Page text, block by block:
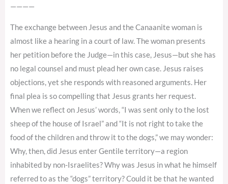
————
The exchange between Jesus and the Canaanite woman is
almost like a hearing in a court of law. The woman presents
her petition before the Judge—in this case, Jesus—but she has
no legal counsel and must plead her own case. Jesus raises
objections, yet she responds with reasoned arguments. Her
final plea is so compelling that Jesus grants her request.
When we reflect on Jesus’ words, “I was sent only to the lost
sheep of the house of Israel” and “It is not right to take the
food of the children and throw it to the dogs,” we may wonder:
Why, then, did Jesus enter Gentile territory—a region
inhabited by non-Israelites? Why was Jesus in what he himself
referred to as the “dogs” territory? Could it be that he wanted